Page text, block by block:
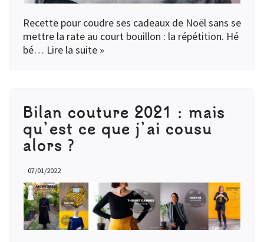
Recette pour coudre ses cadeaux de Noël sans se
mettre la rate au court bouillon : la répétition. Hé
bé… Lire la suite »
Bilan couture 2021 : mais
qu’est ce que j’ai cousu
alors ?
07/01/2022